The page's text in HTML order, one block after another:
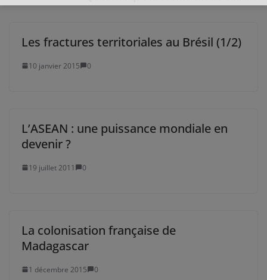
Les fractures territoriales au Brésil (1/2)
10 janvier 2015 0
L’ASEAN : une puissance mondiale en
devenir ?
19 juillet 2011 0
La colonisation française de
Madagascar
1 décembre 2015 0